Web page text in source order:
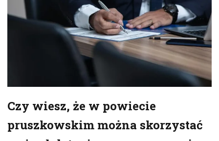
Czy wiesz, że w powiecie
pruszkowskim można skorzystać